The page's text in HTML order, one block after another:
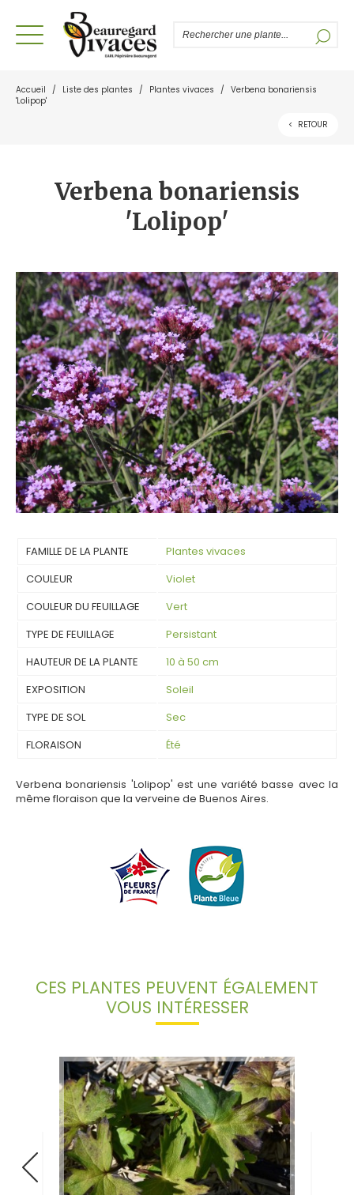
Accueil / Liste des plantes / Plantes vivaces / Verbena bonariensis
'Lolipop'
< RETOUR
Verbena bonariensis
'Lolipop'
FAMILLE DE LA PLANTE
Plantes vivaces
COULEUR
Violet
COULEUR DU FEUILLAGE
Vert
TYPE DE FEUILLAGE
Persistant
HAUTEUR DE LA PLANTE
10 à 50 cm
EXPOSITION
Soleil
TYPE DE SOL
Sec
FLORAISON
Été
Verbena bonariensis 'Lolipop' est une variété basse avec la
même floraison que la verveine de Buenos Aires.
CES PLANTES PEUVENT ÉGALEMENT
VOUS INTÉRESSER